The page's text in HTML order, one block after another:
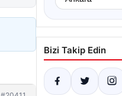
Bizi Takip Edin